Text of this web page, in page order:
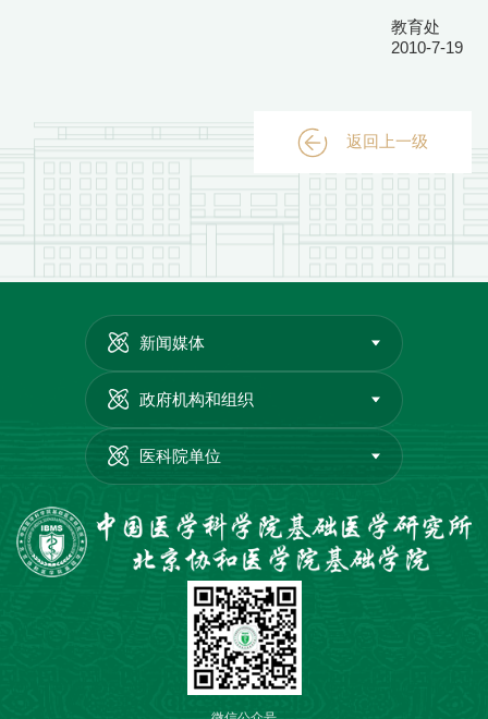
教育处
2010-7-19
返回上一级
新闻媒体
政府机构和组织
医科院单位